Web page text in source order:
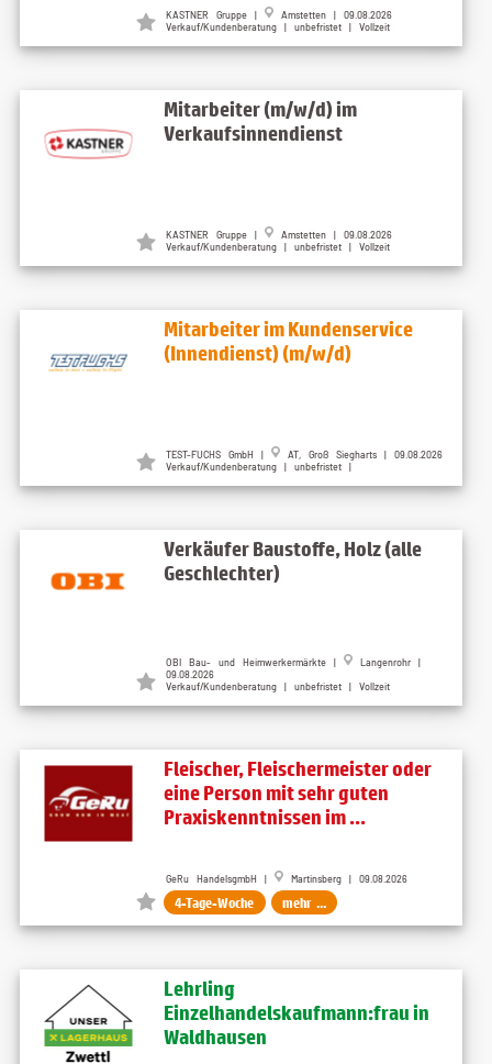
KASTNER Gruppe |
Amstetten | 09.08.2026
Verkauf/Kundenberatung | unbefristet | Vollzeit
Mitarbeiter (m/w/d) im
Verkaufsinnendienst
KASTNER Gruppe |
Amstetten | 09.08.2026
Verkauf/Kundenberatung | unbefristet | Vollzeit
Mitarbeiter im Kundenservice
(Innendienst) (m/w/d)
TEST-FUCHS GmbH |
AT, Groß Siegharts | 09.08.2026
Verkauf/Kundenberatung | unbefristet |
Verkäufer Baustoffe, Holz (alle
Geschlechter)
OBI Bau- und Heimwerkermärkte |
Langenrohr |
09.08.2026
Verkauf/Kundenberatung | unbefristet | Vollzeit
Fleischer, Fleischermeister oder
eine Person mit sehr guten
Praxiskenntnissen im ...
GeRu HandelsgmbH | Martinsberg | 09.08.2026
4-Tage-Woche mehr ...
Lehrling
Einzelhandelskaufmann:frau in
Waldhausen